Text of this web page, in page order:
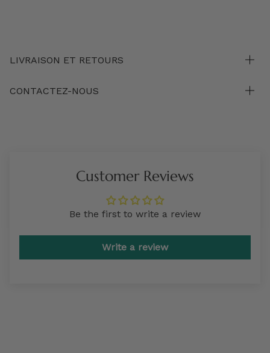
LIVRAISON ET RETOURS
CONTACTEZ-NOUS
Customer Reviews
Be the first to write a review
Write a review